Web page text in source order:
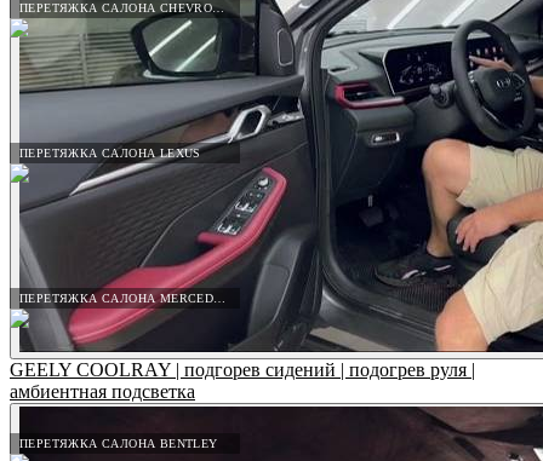
ПЕРЕТЯЖКА САЛОНА CHEVROLET
ПЕРЕТЯЖКА САЛОНА LEXUS
ПЕРЕТЯЖКА САЛОНА BENTLEY
GEELY COOLRAY | подгорев сидений | подогрев руля |
амбиентная подсветка